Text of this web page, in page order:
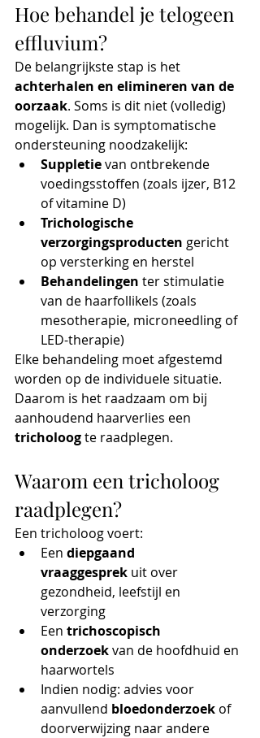
Hoe behandel je telogeen
effluvium?
De belangrijkste stap is het
achterhalen en elimineren van de
oorzaak. Soms is dit niet (volledig)
mogelijk. Dan is symptomatische
ondersteuning noodzakelijk:
Suppletie van ontbrekende
voedingsstoffen (zoals ijzer, B12
of vitamine D)
Trichologische
verzorgingsproducten gericht
op versterking en herstel
Behandelingen ter stimulatie
van de haarfollikels (zoals
mesotherapie, microneedling of
LED-therapie)
Elke behandeling moet afgestemd
worden op de individuele situatie.
Daarom is het raadzaam om bij
aanhoudend haarverlies een
tricholoog te raadplegen.
Waarom een tricholoog
raadplegen?
Een tricholoog voert:
Een diepgaand
vraaggesprek uit over
gezondheid, leefstijl en
verzorging
Een trichoscopisch
onderzoek van de hoofdhuid en
haarwortels
Indien nodig: advies voor
aanvullend bloedonderzoek of
doorverwijzing naar andere